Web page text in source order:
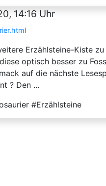
14:16 Uhr
Erzählsteine-Kiste
optisch besser zu
auf die nächste
? Den ...
#Erzählsteine